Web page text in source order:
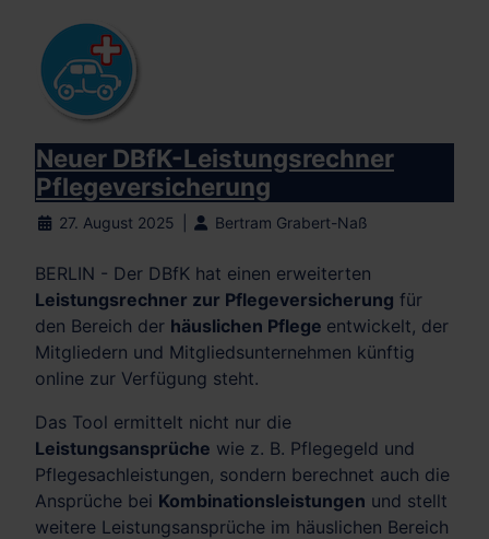
Neuer DBfK-Leistungsrechner
Pflegeversicherung
27. August 2025 Bertram Grabert-Naß
BERLIN - Der DBfK hat einen erweiterten
Leistungsrechner zur Pflegeversicherung für
den Bereich der häuslichen Pflege entwickelt, der
Mitgliedern und Mitgliedsunternehmen künftig
online zur Verfügung steht.
Das Tool ermittelt nicht nur die
Leistungsansprüche wie z. B. Pflegegeld und
Pflegesachleistungen, sondern berechnet auch die
Ansprüche bei Kombinationsleistungen und stellt
weitere Leistungsansprüche im häuslichen Bereich